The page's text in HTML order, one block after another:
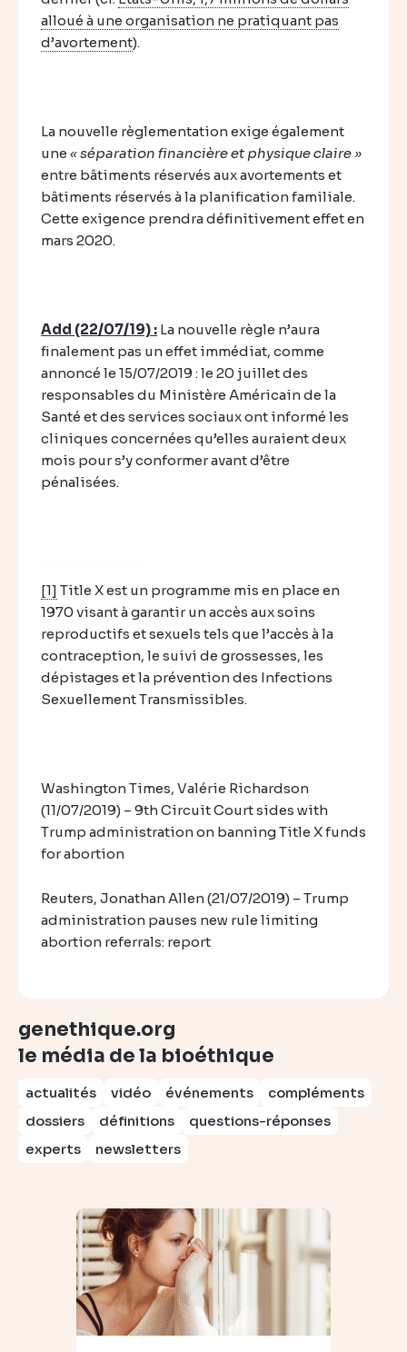
alloué à une organisation ne pratiquant pas
d’avortement).
La nouvelle règlementation exige également
une « séparation financière et physique claire »
entre bâtiments réservés aux avortements et
bâtiments réservés à la planification familiale.
Cette exigence prendra définitivement effet en
mars 2020.
Add (22/07/19) : La nouvelle règle n’aura
finalement pas un effet immédiat, comme
annoncé le 15/07/2019 : le 20 juillet des
responsables du Ministère Américain de la
Santé et des services sociaux ont informé les
cliniques concernées qu’elles auraient deux
mois pour s’y conformer avant d’être
pénalisées.
[1] Title X est un programme mis en place en
1970 visant à garantir un accès aux soins
reproductifs et sexuels tels que l’accès à la
contraception, le suivi de grossesses, les
dépistages et la prévention des Infections
Sexuellement Transmissibles.
Washington Times, Valérie Richardson
(11/07/2019) – 9th Circuit Court sides with
Trump administration on banning Title X funds
for abortion
Reuters, Jonathan Allen (21/07/2019) – Trump
administration pauses new rule limiting
abortion referrals: report
genethique.org
le média de la bioéthique
actualités vidéo événements
compléments
dossiers
définitions
questions-réponses
experts
newsletters